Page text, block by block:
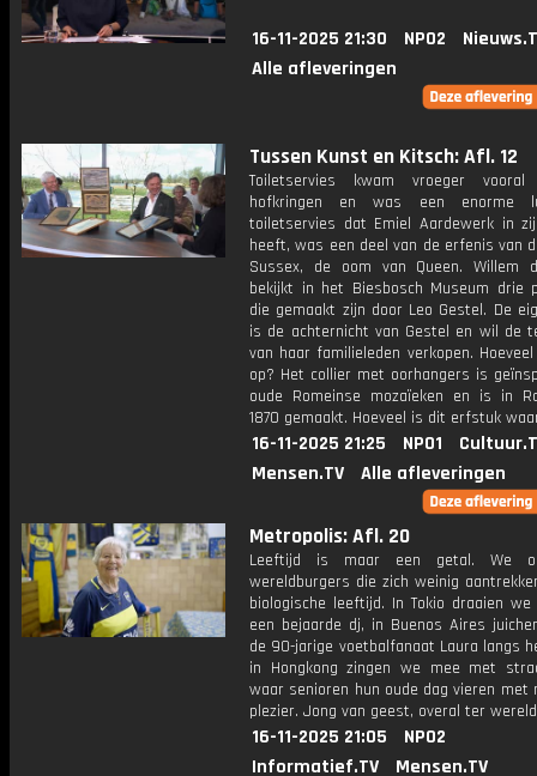
16-11-2025 21:30 NPO2
Alle afleveringen
Tussen Kunst en Kitsch: Afl. 12
Toiletservies kwam vroeger
hofkringen en was een enorme
toiletservies dat Emiel Aardewerk in
heeft, was een deel van de erfenis van
Sussex, de oom van Queen. Willem
bekijkt in het Biesbosch Museum drie
die gemaakt zijn door Leo Gestel. De
is de achternicht van Gestel en wil de
van haar familieleden verkopen.
op? Het collier met oorhangers is
oude Romeinse mozaïeken en is in
1870 gemaakt. Hoeveel is dit erfstuk
16-11-2025 21:25 NPO1
Mensen.TV
Alle afleveringen
Metropolis: Afl. 20
Leeftijd is maar een getal. We
wereldburgers die zich weinig
biologische leeftijd. In Tokio draaien
een bejaarde dj, in Buenos Aires
de 90-jarige voetbalfanaat Laura langs
in Hongkong zingen we mee met
waar senioren hun oude dag vieren met
plezier. Jong van geest, overal ter
16-11-2025 21:05
NPO2
Informatief.TV
Mensen.TV